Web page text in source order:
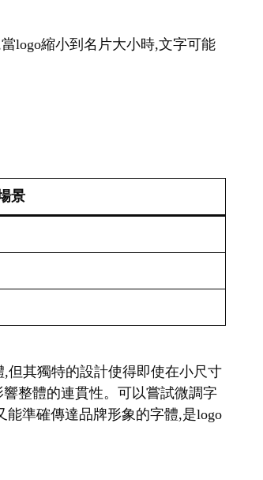
logo縮小到名片大小時,文字可能
景
,但其獨特的設計使得即使在小尺寸
整體的連貫性。可以嘗試微調字
準確傳達品牌形象的字體,是logo